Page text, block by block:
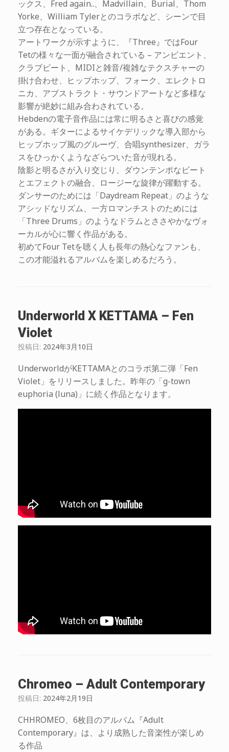
ックス、Fred again..、Madvillain、Burial、Thom
Yorke、William Tylerとのコラボなど、シーンで目
立つ存在となっている。
アートワークが示すように、『Three』ではFour
Tetの様々な一面が融合されている – アンビエント、
クラブビート、MIDIと雑音/複雑なテクスチャーの
掛け合わせ、ヒップホップ、フォーク、エレクトロ
ニカ、アブストラクト・サウンドアートなど多様な
影響が絶妙に組み合わされている。
Hebdenの電子音作品には常に明るさと喜びの感覚
がある。ギターによるサイケデリックな導入部から
ヒップホップ風のグルーヴ、合唱synthesizer、ガラ
スをひっかくようなざらついた音が現れる。
陰影と明るさが入り交じり、ダウンテンポなビート
とエフェクトの融合、ロージーな旋律が躍動する。
ダンサーのためには「Daydream Repeat」のような
アシッドなリズム、一方ロマンチストのためには
「Three Drums」のようなドラムとささやかなヴォ
ーカルが心に響く作品がある。
初めてFour Tetを聴く人も長年の熱心なファンも、
この才能溢れるアルバムを楽しめるだろう。
Underworld X KETTAMA – Fen
Violet
投稿日: 2024年3月10日
UnderworldがKETTAMAとのコラボ第二弾「Fen
Violet」をリリースしました。昨年の「g-town
euphoria (luna)」に続く作品となります。
Chromeo – Adult Contemporary
投稿日: 2024年2月19日
CHHROMEO、6枚目のアルバム『Adult
Contemporary』は、より成熟した音楽性が楽しめ
る作品